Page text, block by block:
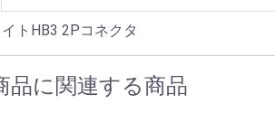
トHB3 2Pコネクタ
品に関連する商品